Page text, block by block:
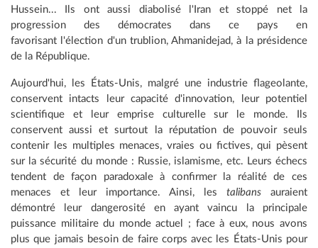
Hussein... Ils ont aussi diabolisé l'Iran et stoppé net la
progression des démocrates dans ce pays en
favorisant l'élection d'un trublion, Ahmanidejad, à la présidence
de la République.
Aujourd'hui, les États-Unis, malgré une industrie flageolante,
conservent intacts leur capacité d'innovation, leur potentiel
scientifique et leur emprise culturelle sur le monde. Ils
conservent aussi et surtout la réputation de pouvoir seuls
contenir les multiples menaces, vraies ou fictives, qui pèsent
sur la sécurité du monde : Russie, islamisme, etc. Leurs échecs
tendent de façon paradoxale à confirmer la réalité de ces
menaces et leur importance. Ainsi, les talibans auraient
démontré leur dangerosité en ayant vaincu la principale
puissance militaire du monde actuel ; face à eux, nous avons
plus que jamais besoin de faire corps avec les États-Unis pour